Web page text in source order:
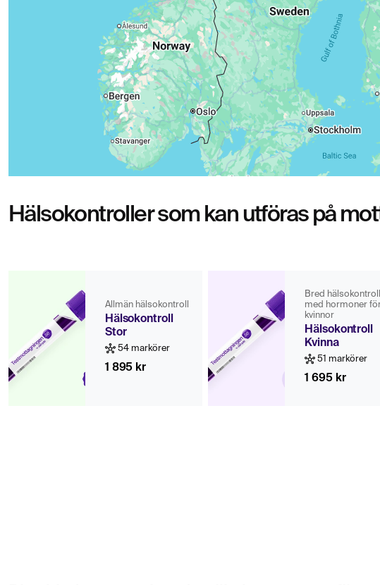
Hälsokontroller som kan utföras på
Allmän hälsokontroll
Hälsokontroll
Stor
54 markörer
1 895 kr
Bred hälsokontroll
med hormoner
kvinnor
Hälsokontroll
Kvinna
51 markörer
1 695 kr